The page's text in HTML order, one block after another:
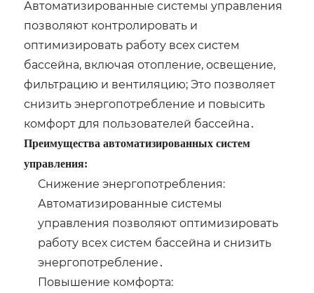
Автоматизированные системы управления
позволяют контролировать и
оптимизировать работу всех систем
бассейна‚ включая отопление‚ освещение‚
фильтрацию и вентиляцию; Это позволяет
снизить энергопотребление и повысить
комфорт для пользователей бассейна․
Преимущества автоматизированных систем
управления:
Снижение энергопотребления:
Автоматизированные системы
управления позволяют оптимизировать
работу всех систем бассейна и снизить
энергопотребление․
Повышение комфорта: